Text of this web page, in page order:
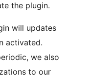
the plugin.
will updates
activated.
we also
to our